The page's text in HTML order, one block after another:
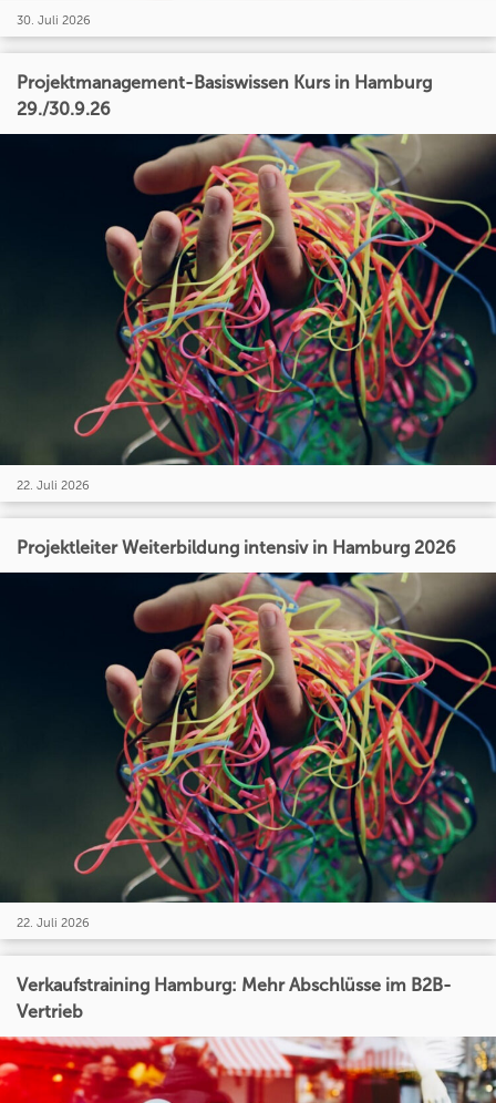
30. Juli 2026
Projektmanagement-Basiswissen Kurs in Hamburg
29./30.9.26
22. Juli 2026
Projektleiter Weiterbildung intensiv in Hamburg 2026
22. Juli 2026
Verkaufstraining Hamburg: Mehr Abschlüsse im B2B-
Vertrieb